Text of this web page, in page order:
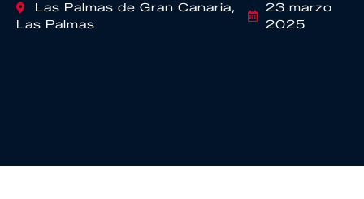
Las Palmas de Gran Canaria,
Las Palmas
23 marzo
2025